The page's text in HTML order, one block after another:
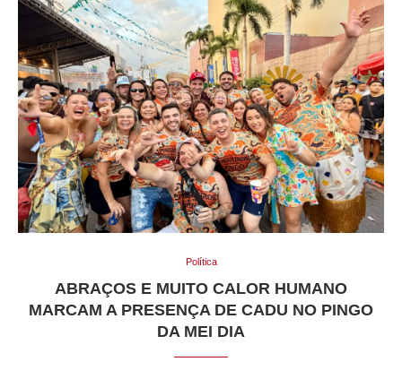
Política
ABRAÇOS E MUITO CALOR HUMANO
MARCAM A PRESENÇA DE CADU NO PINGO
DA MEI DIA